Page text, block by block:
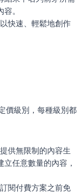
容。
快速、輕鬆地創作
價級別，每種級別都
供無限制的內容生
任意數量的內容，
閱付費方案之前免